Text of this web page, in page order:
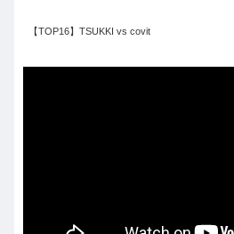
【TOP16】TSUKKI vs covit